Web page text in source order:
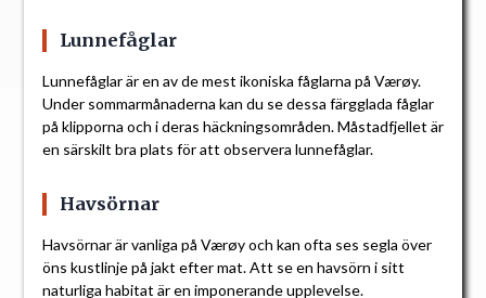
Lunnefåglar
Lunnefåglar är en av de mest ikoniska fåglarna på Værøy.
Under sommarmånaderna kan du se dessa färgglada fåglar
på klipporna och i deras häckningsområden. Måstadfjellet är
en särskilt bra plats för att observera lunnefåglar.
Havsörnar
Havsörnar är vanliga på Værøy och kan ofta ses segla över
öns kustlinje på jakt efter mat. Att se en havsörn i sitt
naturliga habitat är en imponerande upplevelse.